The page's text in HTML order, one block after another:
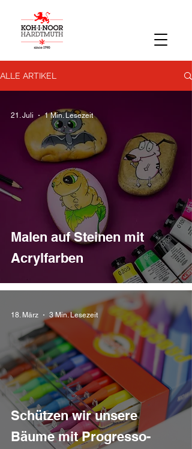
ALLE ARTIKEL
Malen auf Steinen mit
Acrylfarben
21. Juli 1 Min. Lesezeit
Schützen wir unsere
Bäume mit Progresso-
18. März 3 Min. Lesezeit